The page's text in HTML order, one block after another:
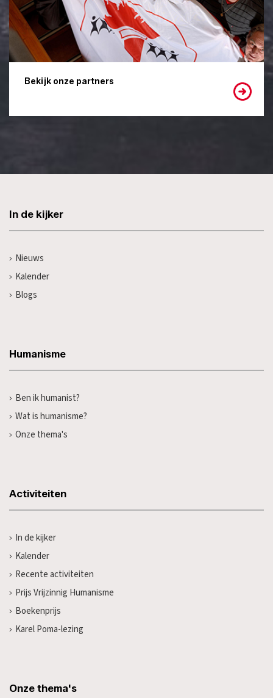
Bekijk onze partners
In de kijker
Nieuws
Kalender
Blogs
Humanisme
Ben ik humanist?
Wat is humanisme?
Onze thema's
Activiteiten
In de kijker
Kalender
Recente activiteiten
Prijs Vrijzinnig Humanisme
Boekenprijs
Karel Poma-lezing
Onze thema's